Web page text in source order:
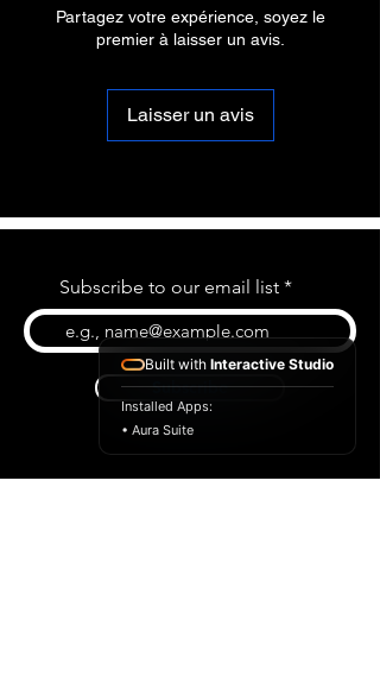
Partagez votre expérience, soyez le
premier à laisser un avis.
Laisser un avis
Subscribe to our email list
Subscribe
Built with Interactive Studio
Installed Apps:
• Aura Suite